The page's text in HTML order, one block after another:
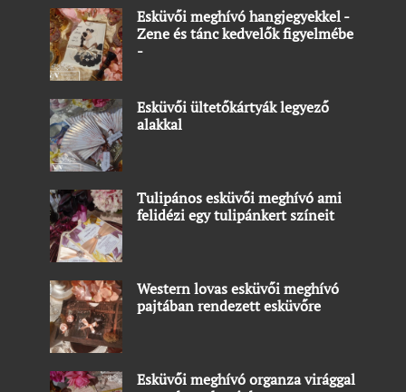
Esküvői meghívó hangjegyekkel -
Zene és tánc kedvelők figyelmébe
-
Esküvői ültetőkártyák legyező
alakkal
Tulipános esküvői meghívó ami
felidézi egy tulipánkert színeit
Western lovas esküvői meghívó
pajtában rendezett esküvőre
Esküvői meghívó organza virággal